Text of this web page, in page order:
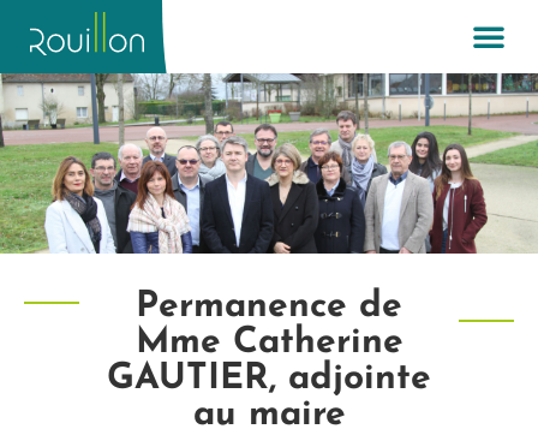
Permanence de
Mme Catherine
GAUTIER, adjointe
au maire